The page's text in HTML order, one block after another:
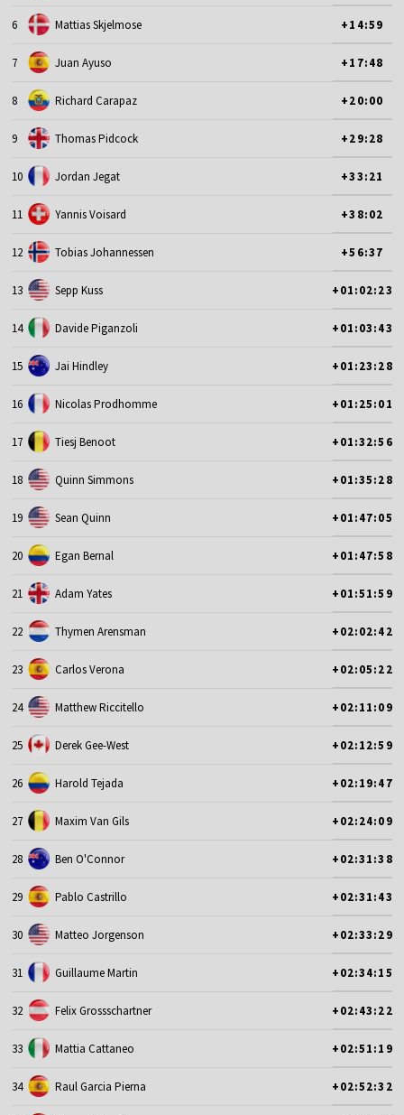
6 Mattias Skjelmose +14:59
7 Juan Ayuso +17:48
8 Richard Carapaz +20:00
9 Thomas Pidcock +29:28
10 Jordan Jegat +33:21
11 Yannis Voisard +38:02
12 Tobias Johannessen +56:37
13 Sepp Kuss +01:02:23
14 Davide Piganzoli +01:03:43
15 Jai Hindley +01:23:28
16 Nicolas Prodhomme +01:25:01
17 Tiesj Benoot +01:32:56
18 Quinn Simmons +01:35:28
19 Sean Quinn +01:47:05
20 Egan Bernal +01:47:58
21 Adam Yates +01:51:59
22 Thymen Arensman +02:02:42
23 Carlos Verona +02:05:22
24 Matthew Riccitello +02:11:09
25 Derek Gee-West +02:12:59
26 Harold Tejada +02:19:47
27 Maxim Van Gils +02:24:09
28 Ben O'Connor +02:31:38
29 Pablo Castrillo +02:31:43
30 Matteo Jorgenson +02:33:29
31 Guillaume Martin +02:34:15
32 Felix Grossschartner +02:43:22
33 Mattia Cattaneo +02:51:19
34 Raul Garcia Pierna +02:52:32